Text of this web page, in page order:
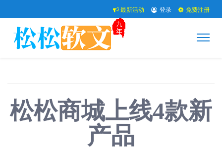
最新活动 登录 免费注册
松松商城上线4款新
产品